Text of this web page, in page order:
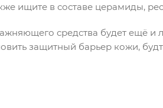
ищите в составе церамиды,
средства будет ещё и
защитный барьер кожи,